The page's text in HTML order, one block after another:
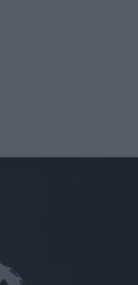
τη νέα
προφανώς,